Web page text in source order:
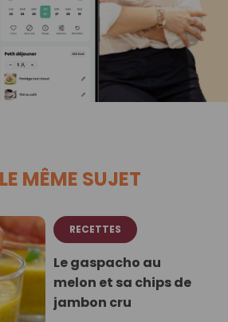
MÊME SUJET
RECETTES
Le gaspacho au
melon et sa chips de
jambon cru